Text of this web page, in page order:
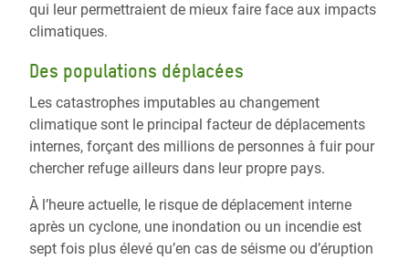
qui leur permettraient de mieux faire face aux impacts
climatiques.
Des populations déplacées
Les catastrophes imputables au changement
climatique sont le principal facteur de déplacements
internes, forçant des millions de personnes à fuir pour
chercher refuge ailleurs dans leur propre pays.
À l’heure actuelle, le risque de déplacement interne
après un cyclone, une inondation ou un incendie est
sept fois plus élevé qu’en cas de séisme ou d’éruption